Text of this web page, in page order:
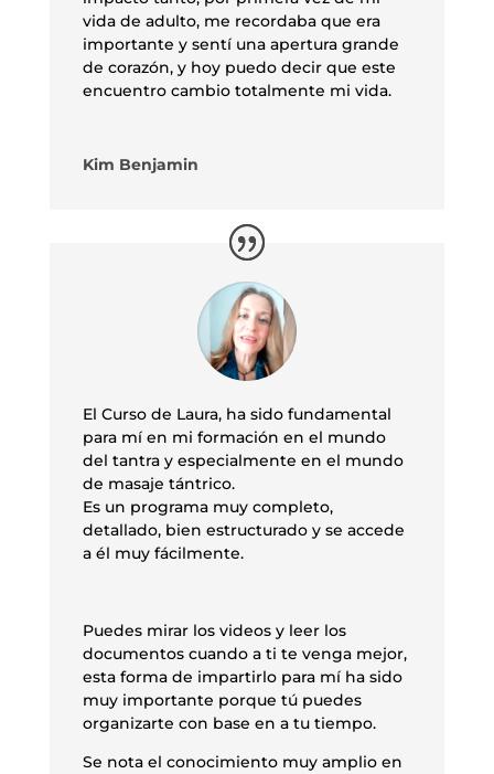
vida de adulto, me recordaba que era
importante y sentí una apertura grande
de corazón, y hoy puedo decir que este
encuentro cambio totalmente mi vida.
Kim Benjamin
El Curso de Laura, ha sido fundamental
para mí en mi formación en el mundo
del tantra y especialmente en el mundo
de masaje tántrico.
Es un programa muy completo,
detallado, bien estructurado y se accede
a él muy fácilmente.
Puedes mirar los videos y leer los
documentos cuando a ti te venga mejor,
esta forma de impartirlo para mí ha sido
muy importante porque tú puedes
organizarte con base en a tu tiempo.
Se nota el conocimiento muy amplio en